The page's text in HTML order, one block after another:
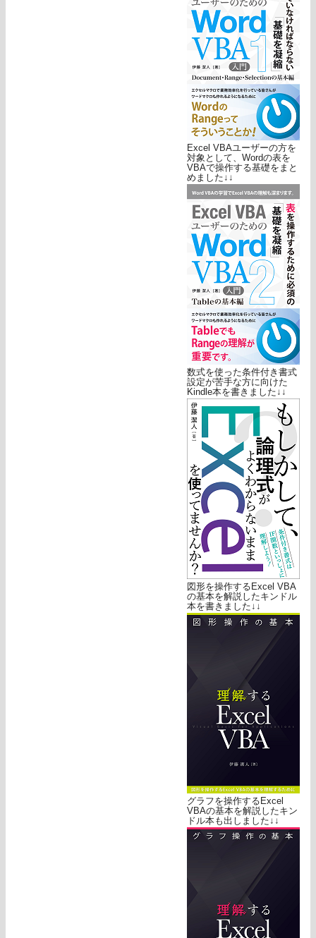
Excel VBAユーザーの方を
対象として、Wordの表を
VBAで操作する基礎をまと
めました↓↓
数式を使った条件付き書式
設定が苦手な方に向けた
Kindle本を書きました↓↓
図形を操作するExcel VBA
の基本を解説したキンドル
本を書きました↓↓
グラフを操作するExcel
VBAの基本を解説したキン
ドル本も出しました↓↓